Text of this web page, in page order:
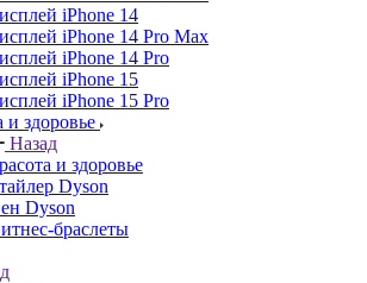
iPhone 14
iPhone 14 Pro Max
iPhone 14 Pro
iPhone 15
iPhone 15 Pro
и здоровье
Назад
и здоровье
Dyson
Dyson
браслеты